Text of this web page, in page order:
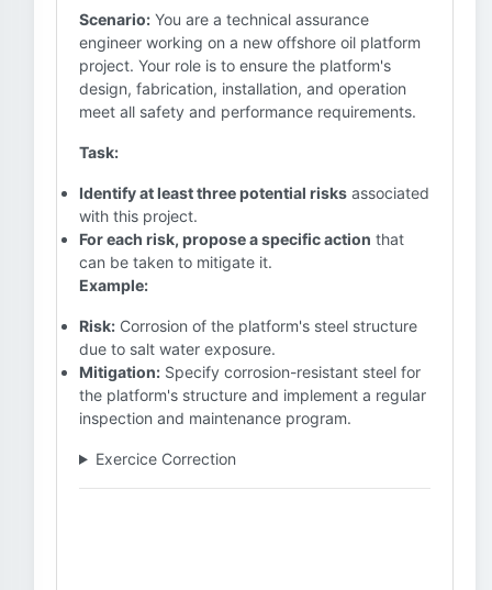
Scenario: You are a technical assurance
engineer working on a new offshore oil platform
project. Your role is to ensure the platform's
design, fabrication, installation, and operation
meet all safety and performance requirements.
Task:
Identify at least three potential risks associated
with this project.
For each risk, propose a specific action that
can be taken to mitigate it.
Example:
Risk: Corrosion of the platform's steel structure
due to salt water exposure.
Mitigation: Specify corrosion-resistant steel for
the platform's structure and implement a regular
inspection and maintenance program.
Exercice Correction